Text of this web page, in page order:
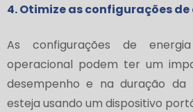
4. Otimize as configurações
As configurações de
operacional podem ter um
desempenho e na duração
esteja usando um dispositivo